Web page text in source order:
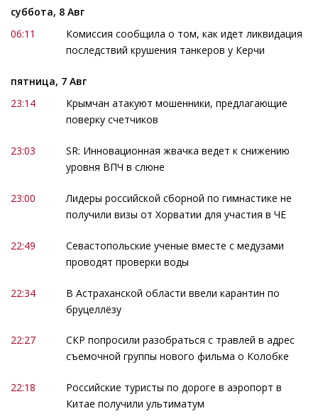
суббота, 8 Авг
06:11
Комиссия сообщила о том, как идет ликвидация
последствий крушения танкеров у Керчи
пятница, 7 Авг
23:14
Крымчан атакуют мошенники, предлагающие
поверку счетчиков
23:03
SR: Инновационная жвачка ведет к снижению
уровня ВПЧ в слюне
23:00
Лидеры российской сборной по гимнастике не
получили визы от Хорватии для участия в ЧЕ
22:49
Севастопольские ученые вместе с медузами
проводят проверки воды
22:34
В Астраханской области ввели карантин по
бруцеллёзу
22:27
СКР попросили разобраться с травлей в адрес
съемочной группы нового фильма о Колобке
22:18
Российские туристы по дороге в аэропорт в
Китае получили ультиматум